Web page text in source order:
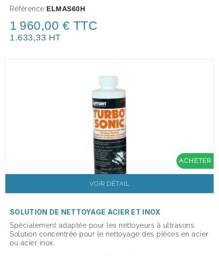
Référence ELMAS60H
1 960,00 € TTC
1.633,33 HT
ACHETER
VOIR DÉTAIL
SOLUTION DE NETTOYAGE ACIER ET INOX
Spécialement adaptée pour les nettoyeurs à ultrasons.
Solution concentrée pour le nettoyage des pièces en acier
ou acier inox.